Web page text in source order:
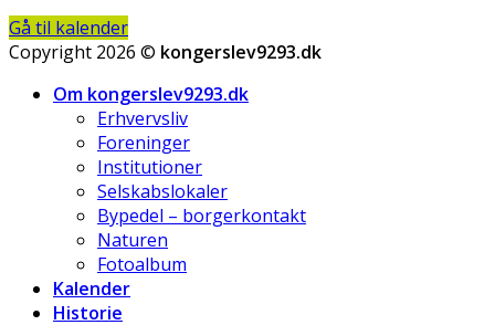
Gå til kalender
Copyright 2026 © kongerslev9293.dk
Om kongerslev9293.dk
Erhvervsliv
Foreninger
Institutioner
Selskabslokaler
Bypedel – borgerkontakt
Naturen
Fotoalbum
Kalender
Historie